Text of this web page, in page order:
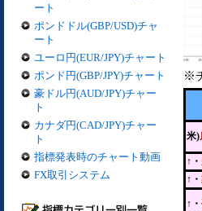
ート
ポンドドル(GBP/USD)チャ
ート
ユーロ円(EUR/JPY)チャート
ポンド円(GBP/JPY)チャート
豪ドル円(AUD/JPY)チャー
ト
カナダ円(CAD/JPY)チャー
ト
指標発表時のチャート動画
FX取引システム
※
米)
↑・
↑・
↑・